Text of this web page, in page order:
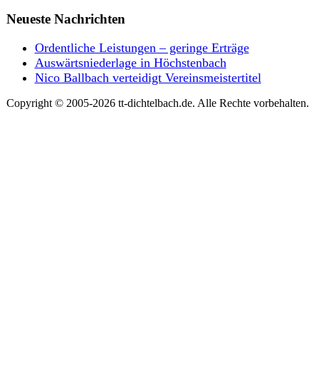
Neueste Nachrichten
Ordentliche Leistungen – geringe Erträge
Auswärtsniederlage in Höchstenbach
Nico Ballbach verteidigt Vereinsmeistertitel
Copyright © 2005-2026 tt-dichtelbach.de. Alle Rechte vorbehalten.